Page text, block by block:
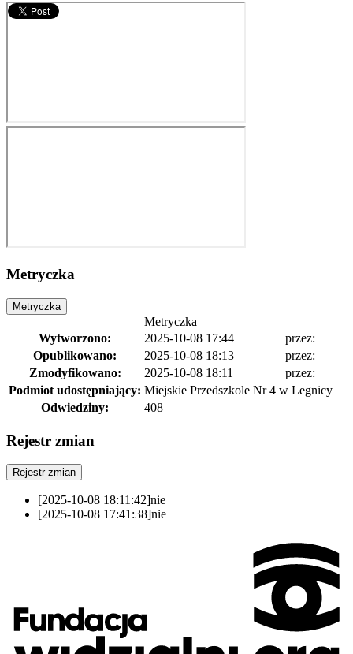
Metryczka
Metryczka
Metryczka
Wytworzono:
2025-10-08 17:44
przez:
Opublikowano:
2025-10-08 18:13
przez:
Zmodyfikowano:
2025-10-08 18:11
przez:
Podmiot udostępniający: Miejskie Przedszkole Nr 4 w Legnicy
Odwiedziny:
408
Rejestr zmian
Rejestr zmian
[2025-10-08 18:11:42]nie
[2025-10-08 17:41:38]nie